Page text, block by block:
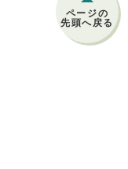
ページの
先頭へ戻る